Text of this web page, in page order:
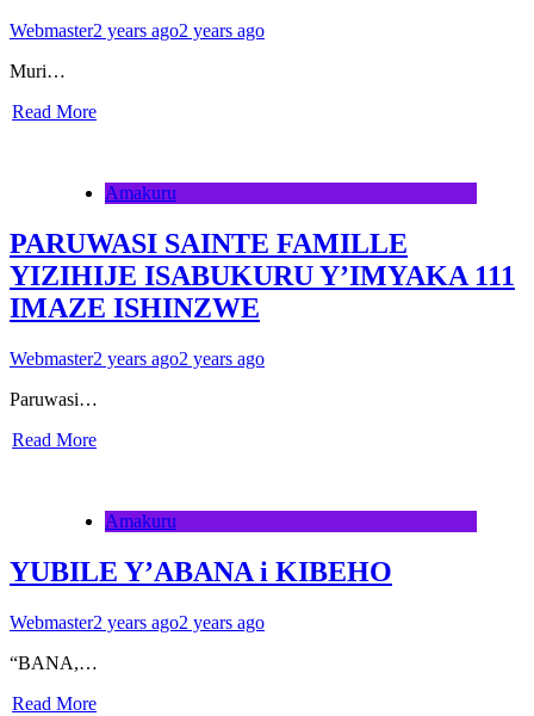
Webmaster2 years ago2 years ago
Muri…
Read More
Amakuru
PARUWASI SAINTE FAMILLE
YIZIHIJE ISABUKURU Y’IMYAKA 111
IMAZE ISHINZWE
Webmaster2 years ago2 years ago
Paruwasi…
Read More
Amakuru
YUBILE Y’ABANA i KIBEHO
Webmaster2 years ago2 years ago
“BANA,…
Read More